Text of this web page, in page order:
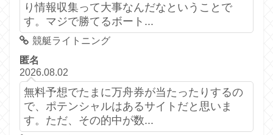
り情報収集って大事なんだなということで
す。マジで勝てるボート...
競艇ライトニング
匿名
2026.08.02
無料予想でたまに万舟券が当たったりするの
で、ポテンシャルはあるサイトだと思いま
す。ただ、その的中が数...